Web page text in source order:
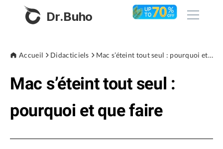
Dr.Buho
Produits
BuhoCleaner
BuhoUnlocker
BuhoRepair
Boutique
Accueil Didacticiels Mac s’éteint tout seul : pourquoi et que faire
Mac s’éteint tout seul :
pourquoi et que faire